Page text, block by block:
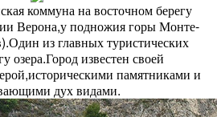
коммуна на восточном берегу
Верона,у подножия горы Монте-
из главных туристических
озера.Город известен своей
памятниками и
дух видами.